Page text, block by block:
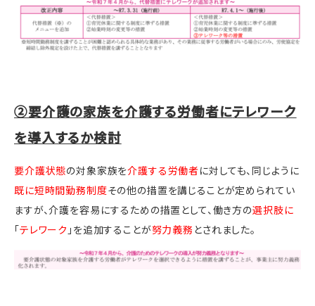
②要介護の家族を介護する労働者にテレワーク
を導入するか検討
要介護状態の対象家族を介護する労働者に対しても、同じように
既に短時間勤務制度その他の措置を講じることが定められてい
ますが、介護を容易にするための措置として、働き方の選択肢に
「テレワーク 」を追加することが努力義務 とされました。